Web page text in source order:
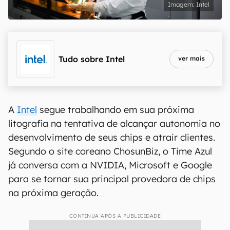
Intel
Tudo sobre Intel ver mais
A Intel segue trabalhando em sua próxima
litografia na tentativa de alcançar autonomia no
desenvolvimento de seus chips e atrair clientes.
Segundo o site coreano ChosunBiz, o Time Azul
já conversa com a NVIDIA, Microsoft e Google
para se tornar sua principal provedora de chips
na próxima geração.
CONTINUA APÓS A PUBLICIDADE